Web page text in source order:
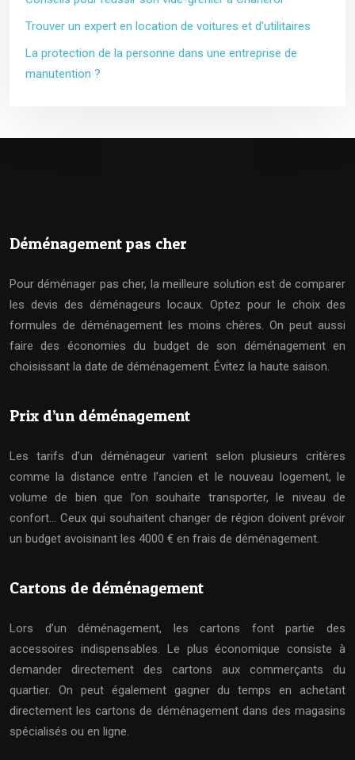
Trouver un expert en location de voitures et d’utilitaires
La protection de la personne dans une entreprise de
manutention ?
Déménagement pas cher
Pour déménager pas cher, la meilleure solution est de comparer
les devis des déménageurs locaux. Optez pour le choix des
formules de déménagement les moins chères. On peut aussi
faire des économies du budget de son déménagement en
choisissant la date de déménagement. Évitez la haute saison.
Prix d’un déménagement
Les tarifs d’un déménageur varient selon plusieurs critères
comme la distance entre l’ancien et le nouveau logement, le
volume de bien que l’on souhaite transporter, le niveau de
confort… Ceux qui souhaitent changer de région doivent prévoir
un budget avoisinant les 4000 € en frais de déménagement.
Cartons de déménagement
Lors d’un déménagement, les cartons font partie des
accessoires indispensables. Le plus économique consiste à
demander directement des cartons aux commerçants du
quartier. On peut également gagner du temps en achetant
directement les cartons de déménagement dans des magasins
spécialisés ou en ligne.